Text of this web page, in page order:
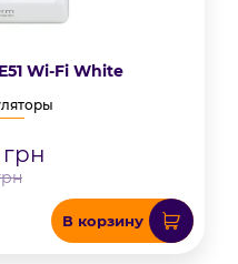
Wi-Fi White
грн
В корзину